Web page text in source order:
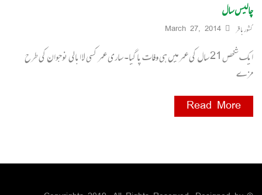
چالیس سال
کشور باقر March 27, 2014
ایک شخص 21 سال کی عمر میں ہی وفات پا گیا۔ ساری عمر کسی لا ابالی نوجوان کی طرح
مزے
Read More